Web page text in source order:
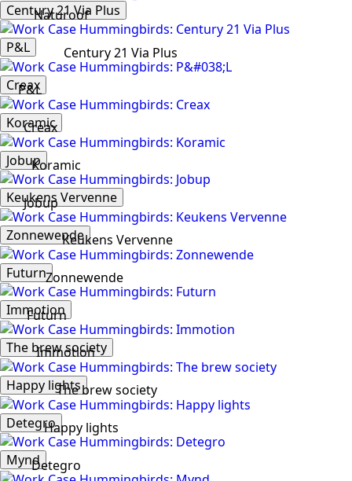
Naturoof
Century 21 Via Plus
Century 21 Via Plus
P&L
P&L
Creax
Creax
Koramic
Koramic
Jobup
Jobup
Keukens Vervenne
Keukens Vervenne
Zonnewende
Zonnewende
Futurn
Futurn
Immotion
Immotion
The brew society
The brew society
Happy lights
Happy lights
Detegro
Detegro
Mynd